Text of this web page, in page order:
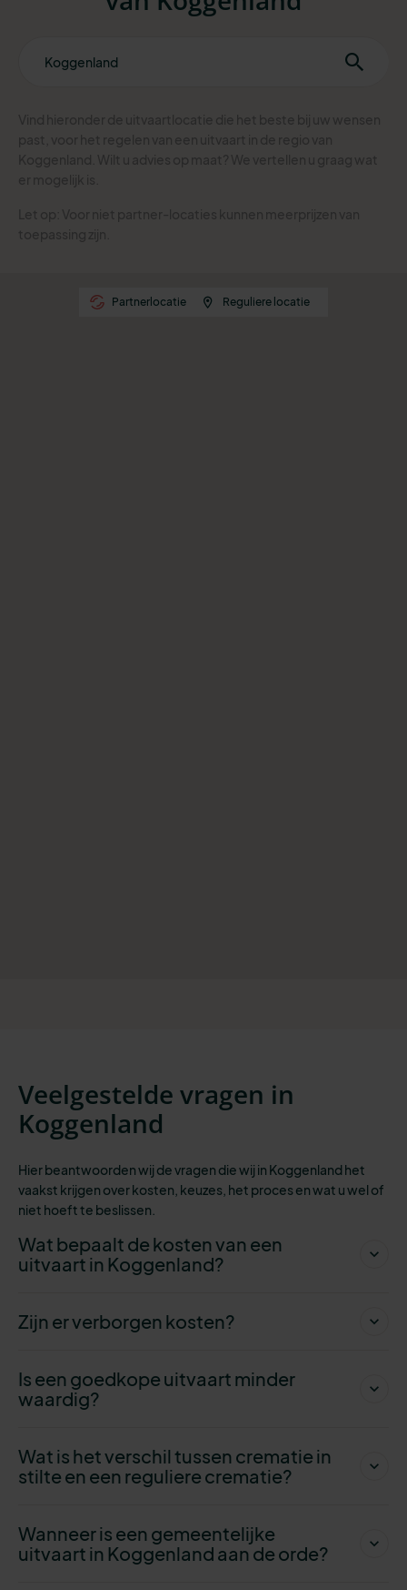
Partnerlocatie Reguliere locatie
Veelgestelde vragen in
Koggenland
Hier beantwoorden wij de vragen die wij in Koggenland het
vaakst krijgen over kosten, keuzes, het proces en wat u wel of
niet hoeft te beslissen.
Wat bepaalt de kosten van een
uitvaart in Koggenland?
Zijn er verborgen kosten?
Is een goedkope uitvaart minder
waardig?
Wat is het verschil tussen crematie in
stilte en een reguliere crematie?
Wanneer is een gemeentelijke
uitvaart in Koggenland aan de orde?